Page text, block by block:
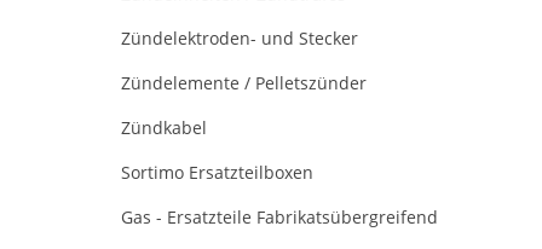
Zündelektroden- und Stecker
Zündelemente / Pelletszünder
Zündkabel
Sortimo Ersatzteilboxen
Gas - Ersatzteile Fabrikatsübergreifend